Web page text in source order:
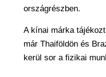
országrészben.
A kínai márka
már Thaiföldön és
kerül sor a fizikai